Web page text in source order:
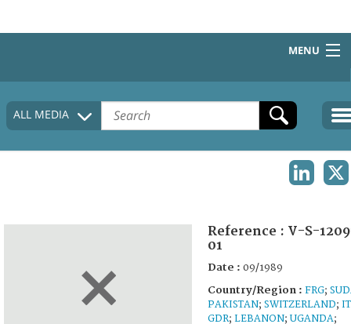
MENU
HOME
COLLECTIONS DESCRIPTION
ALL MEDIA
Reference : V-S-
01
Date : 09/1989
Country/Region : FRG;
PAKISTAN; SWITZERLAND;
GDR; LEBANON; UGANDA;